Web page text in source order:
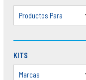
Productos Para
KITS
Marcas